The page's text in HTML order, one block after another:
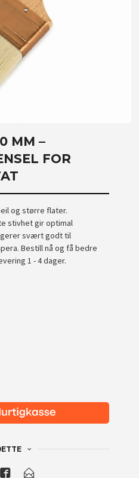
MM –
FOR
og større flater.
stivhet gir optimal
svært godt til
Bestill nå og få bedre
1 - 4 dager.